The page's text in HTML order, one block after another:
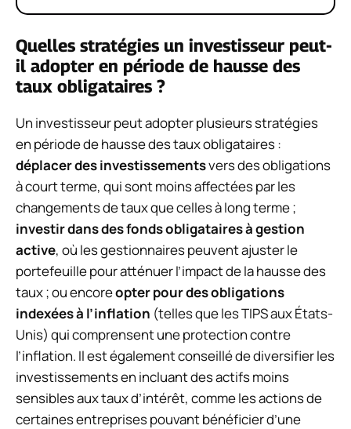
Quelles stratégies un investisseur peut-
il adopter en période de hausse des
taux obligataires ?
Un investisseur peut adopter plusieurs stratégies
en période de hausse des taux obligataires :
déplacer des investissementsvers des obligations
à court terme, qui sont moins affectées par les
changements de taux que celles à long terme ;
investir dans des fonds obligataires à gestion
active, où les gestionnaires peuvent ajuster le
portefeuille pour atténuer l’impact de la hausse des
taux ; ou encoreopter pour des obligations
indexées à l’inflation (telles que les TIPS aux États-
Unis) qui comprensent une protection contre
l’inflation. Il est également conseillé de diversifier les
investissements en incluant des actifs moins
sensibles aux taux d’intérêt, comme les actions de
certaines entreprises pouvant bénéficier d’une